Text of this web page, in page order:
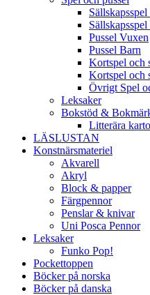
Pussel Vuxen
Pussel Barn
Kortspel och
Kortspel och
Övrigt Spel
Leksaker
Bokstöd &
Litterära
LÄSLUSTAN
Konstnärsmateriel
Akvarell
Akryl
Block & papper
Färgpennor
Penslar & knivar
Uni Posca Pennor
Leksaker
Funko Pop!
Pockettoppen
Böcker på norska
Böcker på danska